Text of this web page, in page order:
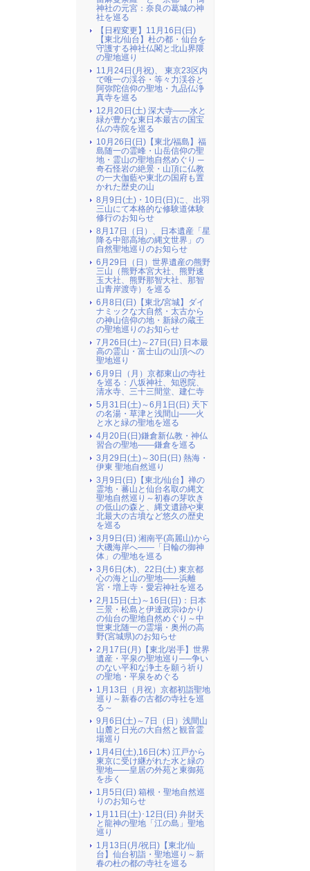
神社の元宮：奈良の葛城の神
社を巡る
【日程変更】11月16日(日)
【東北/仙台】杜の都・仙台を
守護する神社仏閣と北山界隈
の聖地巡り
11月24日(月祝)、 東京23区内
で唯一の渓谷・等々力渓谷と
阿弥陀信仰の聖地・九品仏浄
真寺を巡る
12月20日(土) 深大寺――水と
緑が豊かな東日本最古の国宝
仏の寺院を巡る
10月26日(日)【東北/福島】福
島随一の霊峰・山岳信仰の聖
地・霊山の聖地自然めぐり ─
奇石怪岩の絶景・山頂に仏教
の一大伽藍や東北の国府も置
かれた歴史の山
8月9日(土)・10日(日)に、出羽
三山にて本格的な修験道体験
修行のお知らせ
8月17日（日）、日本遺産「星
降る中部高地の縄文世界」の
自然聖地巡りのお知らせ
6月29日（日）世界遺産の熊野
三山（熊野本宮大社、熊野速
玉大社、熊野那智大社、那智
山青岸渡寺）を巡る
6月8日(日)【東北/宮城】ダイ
ナミックな大自然・太古から
の神山信仰の地・新緑の蔵王
の聖地巡りのお知らせ
7月26日(土)～27日(日) 日本最
高の霊山・富士山の山頂への
聖地巡り
6月9日（月）京都東山の寺社
を巡る：八坂神社、知恩院、
清水寺、三十三間堂、建仁寺
5月31日(土)～6月1日(日) 天下
の名湯・草津と浅間山――火
と水と緑の聖地を巡る
4月20日(日)鎌倉新仏教・神仏
習合の聖地――鎌倉を巡る
3月29日(土)～30日(日) 熱海・
伊東 聖地自然巡り
3月9日(日)【東北/仙台】禅の
霊地・蕃山と仙台名取の縄文
聖地自然巡り～初春の芽吹き
の低山の森と、縄文遺跡や東
北最大の古墳など悠久の歴史
を巡る
3月9日(日) 湘南平(高麗山)から
大磯海岸へ――「日輪の御神
体」の聖地を巡る
3月6日(木)、22日(土) 東京都
心の海と山の聖地――浜離
宮・増上寺・愛宕神社を巡る
2月15日(土)～16日(日)：日本
三景・松島と伊達政宗ゆかり
の仙台の聖地自然めぐり～中
世東北随一の霊場・奥州の高
野(宮城県)のお知らせ
2月17日(月)【東北/岩手】世界
遺産・平泉の聖地巡り──争い
のない平和な浄土を願う祈り
の聖地・平泉をめぐる
1月13日（月祝）京都初詣聖地
巡り～新春の古都の寺社を巡
る～
9月6日(土)～7日（日）浅間山
山麓と日光の大自然と観音霊
場巡り
1月4日(土),16日(木) 江戸から
東京に受け継がれた水と緑の
聖地――皇居の外苑と東御苑
を歩く
1月5日(日) 箱根・聖地自然巡
りのお知らせ
1月11日(土)･12日(日) 弁財天
と龍神の聖地「江の島」聖地
巡り
1月13日(月/祝日)【東北/仙
台】仙台初詣・聖地巡り～新
春の杜の都の寺社を巡る